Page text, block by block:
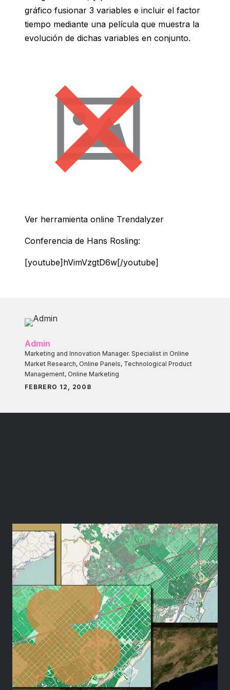
gráfico fusionar 3 variables e incluir el factor
tiempo mediante una película que muestra la
evolución de dichas variables en conjunto.
Ver herramienta online Trendalyzer
Conferencia de Hans Rosling:
[youtube]hVimVzgtD6w[/youtube]
Admin
Marketing and Innovation Manager. Specialist in Online
Market Research, Online Panels, Technological Product
Management, Online Marketing
FEBRERO 12, 2008